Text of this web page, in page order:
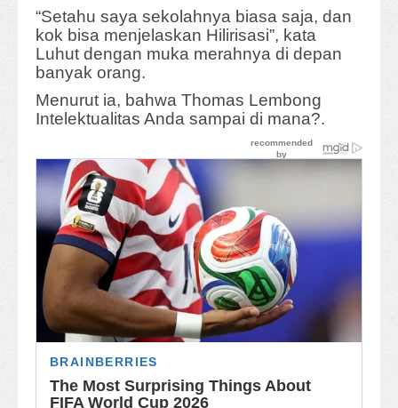
“Setahu saya sekolahnya biasa saja, dan
kok bisa menjelaskan Hilirisasi”, kata
Luhut dengan muka merahnya di depan
banyak orang.
Menurut ia, bahwa Thomas Lembong
Intelektualitas Anda sampai di mana?.